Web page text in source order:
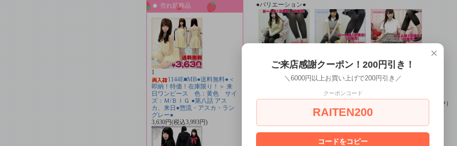
売れ筋商品
1
1144E■MB●送料無料●＜
即納！特価！在庫限り！＞ 来
日ワンピース 色：黄色 サイ
ズ：Ｍ/ＢＩＧ ●第八話 アス
カ、来日●惣流・アスカ・ラン
グレー●
3,630円(税込3,993円)
●バリエーション●
１０分丈 クロ×ゴ
ールド
１０分丈 クロ×シ
ルバー
８分丈 クロ×ゴー
ルド
単品カチューシャやネコ耳などの小物類（1000円程度より多数販売中）
■すぐに商品が欲しい！！という方■
×
ご来店感謝クーポン！200円引き！
＼6000円以上お買い上げで200円引き／
クーポンコード
RAITEN200
コードをコピー